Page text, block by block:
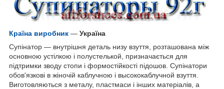
Країна виробник — Україна
Супінатор — внутрішня деталь низу взуття, розташована між
основною устілкою і полустелькой, призначається для
підтримки зводу стопи і формостійкості підошов. Супінатори
обов'язкові в жіночій каблучною і высококаблучной взуття.
Виготовляються з металу, пластмаси і інших матеріалів, а